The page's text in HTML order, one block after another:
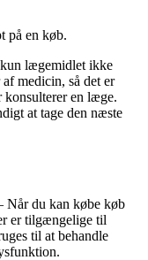
på en køb.
kun lægemidlet ikke
medicin, så det er
konsulterer en læge.
at tage den næste
Når du kan købe køb
er tilgængelige til
til at behandle